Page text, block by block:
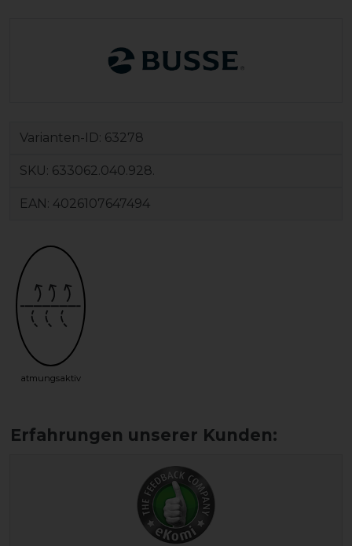
Varianten-ID: 63278
SKU: 633062.040.928.
EAN: 4026107647494
atmungsaktiv